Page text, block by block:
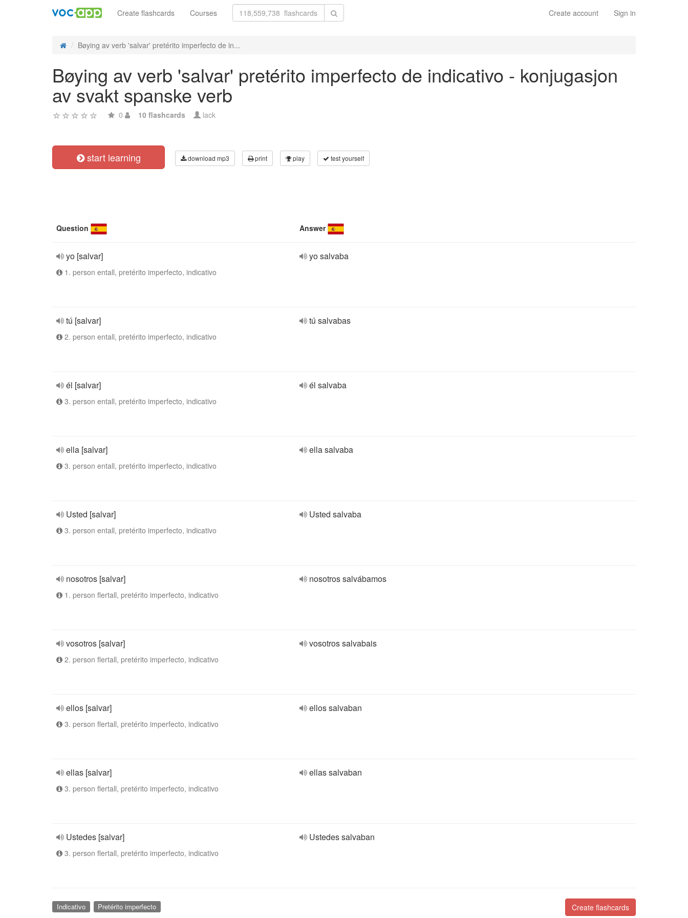
Create account Sign in
Create flashcards Courses
Bøying av verb 'salvar' pretérito imperfecto de in...
Bøying av verb 'salvar' pretérito imperfecto de indicativo - konjugasjon
av svakt spanske verb
0 10 flashcards lack
start learning download mp3 print play test yourself
Question Answer
yo [salvar]
1. person entall, pretérito imperfecto, indicativo
yo salvaba
tú [salvar]
2. person entall, pretérito imperfecto, indicativo
tú salvabas
él [salvar]
3. person entall, pretérito imperfecto, indicativo
él salvaba
ella [salvar]
3. person entall, pretérito imperfecto, indicativo
ella salvaba
Usted [salvar]
3. person entall, pretérito imperfecto, indicativo
Usted salvaba
nosotros [salvar]
1. person flertall, pretérito imperfecto, indicativo
nosotros salvábamos
vosotros [salvar]
2. person flertall, pretérito imperfecto, indicativo
vosotros salvabais
ellos [salvar]
3. person flertall, pretérito imperfecto, indicativo
ellos salvaban
ellas [salvar]
3. person flertall, pretérito imperfecto, indicativo
ellas salvaban
Ustedes [salvar]
3. person flertall, pretérito imperfecto, indicativo
Ustedes salvaban
Create flashcards
Indicativo Pretérito imperfecto